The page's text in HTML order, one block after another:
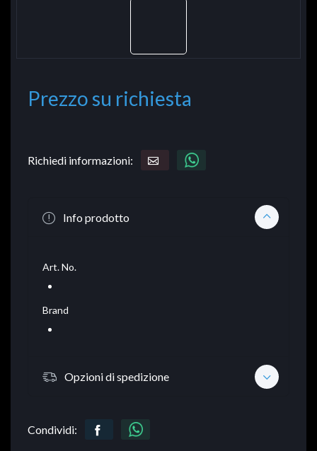
Prezzo su richiesta
Richiedi informazioni:
Info prodotto
Art. No.
Brand
Opzioni di spedizione
Condividi: